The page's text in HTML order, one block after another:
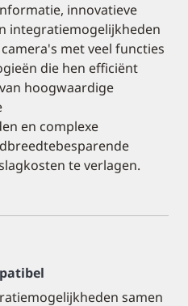
innovatieve
integratiemogelijkheden
met veel functies
die hen efficiënt
hoogwaardige
en complexe
te verlagen.
samen